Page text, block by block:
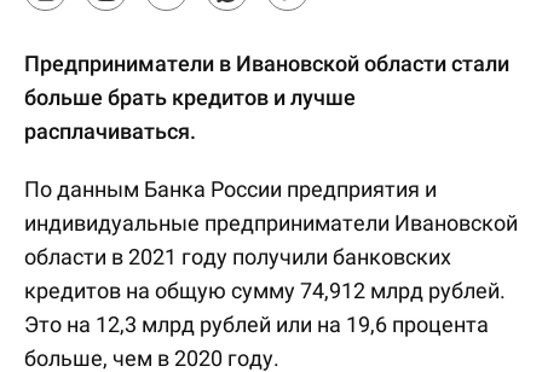
Предприниматели в Ивановской области стали
больше брать кредитов и лучше
расплачиваться.
По данным Банка России предприятия и
индивидуальные предприниматели Ивановской
области в 2021 году получили банковских
кредитов на общую сумму 74,912 млрд рублей.
Это на 12,3 млрд рублей или на 19,6 процента
больше, чем в 2020 году.